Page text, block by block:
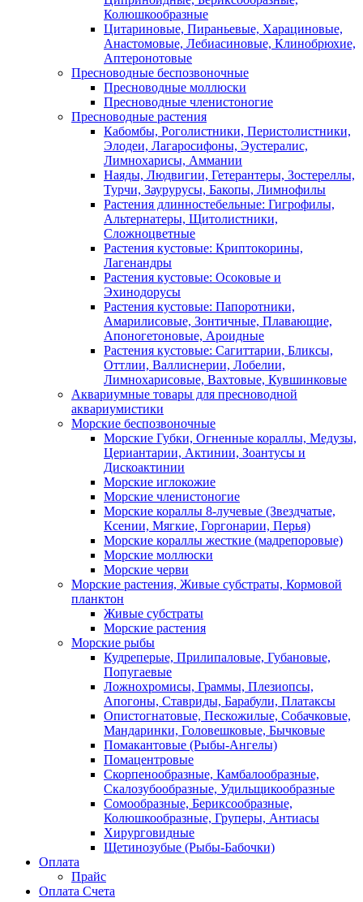
Колюшкообразные
Цитариновые, Пираньевые, Харациновые,
Анастомовые, Лебиасиновые, Клинобрюхие,
Аптеронотовые
Пресноводные беспозвоночные
Пресноводные моллюски
Пресноводные членистоногие
Пресноводные растения
Кабомбы, Роголистники, Перистолистники,
Элодеи, Лагаросифоны, Эустералис,
Лимнохарисы, Аммании
Наяды, Людвигии, Гетерантеры, Зостереллы,
Турчи, Заурурусы, Бакопы, Лимнофилы
Растения длинностебельные: Гигрофилы,
Альтернатеры, Щитолистники,
Сложноцветные
Растения кустовые: Криптокорины,
Лагенандры
Растения кустовые: Осоковые и
Эхинодорусы
Растения кустовые: Папоротники,
Амарилисовые, Зонтичные, Плавающие,
Апоногетоновые, Ароидные
Растения кустовые: Сагиттарии, Бликсы,
Оттлии, Валлиснерии, Лобелии,
Лимнохарисовые, Вахтовые, Кувшинковые
Аквариумные товары для пресноводной
аквариумистики
Морские беспозвоночные
Морские Губки, Огненные кораллы, Медузы,
Цериантарии, Актинии, Зоантусы и
Дискоактинии
Морские иглокожие
Морские членистоногие
Морские кораллы 8-лучевые (Звездчатые,
Ксении, Мягкие, Горгонарии, Перья)
Морские кораллы жесткие (мадрепоровые)
Морские моллюски
Морские черви
Морские растения, Живые субстраты, Кормовой
планктон
Живые субстраты
Морские растения
Морские рыбы
Кудреперые, Прилипаловые, Губановые,
Попугаевые
Ложнохромисы, Граммы, Плезиопсы,
Апогоны, Ставриды, Барабули, Платаксы
Опистогнатовые, Пескожилые, Собачковые,
Мандаринки, Головешковые, Бычковые
Помакантовые (Рыбы-Ангелы)
Помацентровые
Скорпенообразные, Камбалообразные,
Скалозубообразные, Удильщикообразные
Сомообразные, Бериксообразные,
Колюшкообразные, Груперы, Антиасы
Хирурговидные
Щетинозубые (Рыбы-Бабочки)
Оплата
Прайс
Оплата Счета